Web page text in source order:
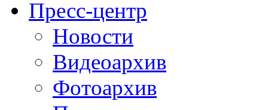
Пресс-центр
Новости
Видеоархив
Фотоархив